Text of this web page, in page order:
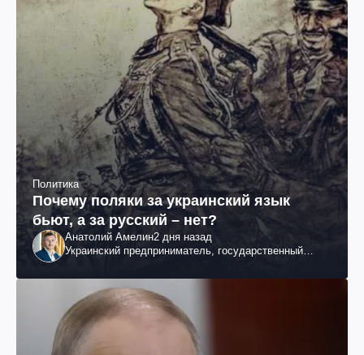
Политика
Почему поляки за украинский язык
бьют, а за русский – нет?
Анатолий Амелин2 дня назад
Украинский предприниматель, государственный